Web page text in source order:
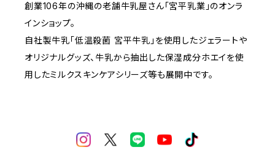
創業106年の沖縄の老舗牛乳屋さん「宮平乳業」のオンラ
インショップ。
自社製牛乳「低温殺菌 宮平牛乳」を使用したジェラートや
オリジナルグッズ、牛乳から抽出した保湿成分ホエイを使
用したミルクスキンケアシリーズ等も展開中です。